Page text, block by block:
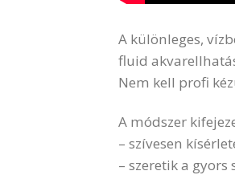
A különleges,
fluid
Nem kell profi
A módszer
– szívesen
– szeretik a gyors